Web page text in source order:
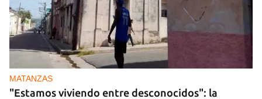
MATANZAS
"Estamos viviendo entre desconocidos": la